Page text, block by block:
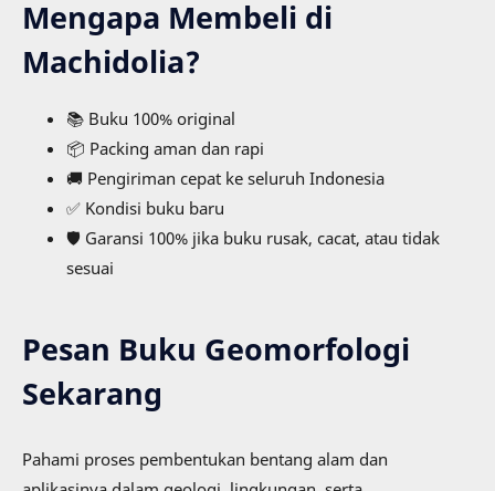
Mengapa Membeli di
Machidolia?
📚 Buku 100% original
📦 Packing aman dan rapi
🚚 Pengiriman cepat ke seluruh Indonesia
✅ Kondisi buku baru
🛡️ Garansi 100% jika buku rusak, cacat, atau tidak
sesuai
Pesan Buku Geomorfologi
Sekarang
Pahami proses pembentukan bentang alam dan